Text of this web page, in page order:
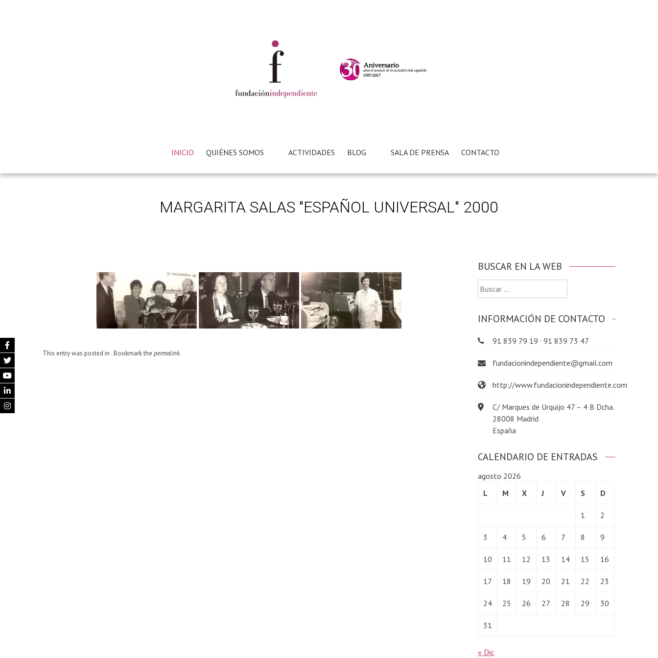
INICIO QUIÉNES SOMOS ACTIVIDADES BLOG SALA DE PRENSA CONTACTO
MARGARITA SALAS "ESPAÑOL UNIVERSAL" 2000
This entry was posted in . Bookmark the permalink.
BUSCAR EN LA WEB
Buscar:
INFORMACIÓN DE CONTACTO
91 839 79 19 · 91 839 73 47
fundacionindependiente@gmail.com
http://www.fundacionindependiente.com
C/ Marques de Urquijo 47 – 4 B Dcha.
28008 Madrid
España
CALENDARIO DE ENTRADAS
agosto 2026
L
M X J V S D
1 2
3 4 5 6 7 8 9
10 11 12 13 14 15 16
17 18 19 20 21 22 23
24 25 26 27 28 29 30
31
« Dic